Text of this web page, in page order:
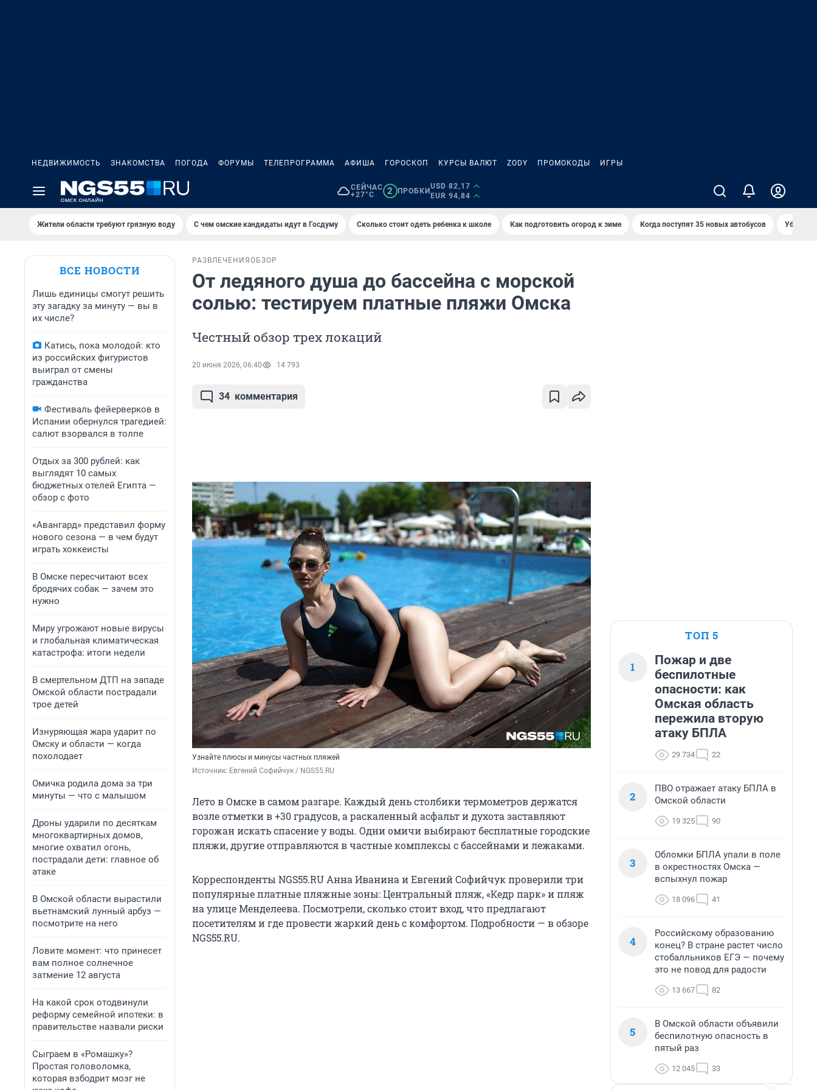
НЕДВИЖИМОСТЬ ЗНАКОМСТВА ПОГОДА ФОРУМЫ ТЕЛЕПРОГРАММА АФИША ГОРОСКОП КУРСЫ ВАЛЮТ ZODY ПРОМОКОДЫ ИГРЫ
СЕЙЧАС
+27°C
2 ПРОБКИ
USD 82,17
EUR 94,84
Жители области требуют грязную воду С чем омские кандидаты идут в Госдуму Сколько стоит одеть ребенка к школе Как подготовить огород к зиме Когда поступят 35 новых автобусов Убийца
ВСЕ НОВОСТИ
Лишь единицы смогут решить
эту загадку за минуту — вы в
их числе?
Катись, пока молодой: кто
из российских фигуристов
выиграл от смены
гражданства
Фестиваль фейерверков в
Испании обернулся трагедией:
салют взорвался в толпе
Отдых за 300 рублей: как
выглядят 10 самых
бюджетных отелей Египта —
обзор с фото
«Авангард» представил форму
нового сезона — в чем будут
играть хоккеисты
В Омске пересчитают всех
бродячих собак — зачем это
нужно
Миру угрожают новые вирусы
и глобальная климатическая
катастрофа: итоги недели
В смертельном ДТП на западе
Омской области пострадали
трое детей
Изнуряющая жара ударит по
Омску и области — когда
похолодает
Омичка родила дома за три
минуты — что с малышом
Дроны ударили по десяткам
многоквартирных домов,
многие охватил огонь,
пострадали дети: главное об
атаке
В Омской области вырастили
вьетнамский лунный арбуз —
посмотрите на него
Ловите момент: что принесет
вам полное солнечное
затмение 12 августа
На какой срок отодвинули
реформу семейной ипотеки: в
правительстве назвали риски
Сыграем в «Ромашку»?
Простая головоломка,
которая взбодрит мозг не
РАЗВЛЕЧЕНИЯ ОБЗОР
От ледяного душа до бассейна с морской
солью: тестируем платные пляжи Омска
Честный обзор трех локаций
20 июня 2026, 06:40 14 793
34 комментария
Узнайте плюсы и минусы частных пляжей
Источник: Евгений Софийчук / NGS55.RU
Лето в Омске в самом разгаре. Каждый день столбики термометров держатся
возле отметки в +30 градусов, а раскаленный асфальт и духота заставляют
горожан искать спасение у воды. Одни омичи выбирают бесплатные городские
пляжи, другие отправляются в частные комплексы с бассейнами и лежаками.
Корреспонденты NGS55.RU Анна Иванина и Евгений Софийчук проверили три
популярные платные пляжные зоны: Центральный пляж, «Кедр парк» и пляж
на улице Менделеева. Посмотрели, сколько стоит вход, что предлагают
посетителям и где провести жаркий день с комфортом. Подробности — в обзоре
NGS55.RU.
ТОП 5
1
Пожар и две
беспилотные
опасности: как
Омская область
пережила вторую
атаку БПЛА
29 734 22
2
ПВО отражает атаку БПЛА в
Омской области
19 325 90
3
Обломки БПЛА упали в поле
в окрестностях Омска —
вспыхнул пожар
18 096 41
4
Российскому образованию
конец? В стране растет число
стобалльников ЕГЭ — почему
это не повод для радости
13 667 82
5
В Омской области объявили
беспилотную опасность в
пятый раз
12 045 33